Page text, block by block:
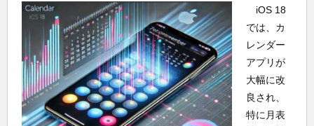
iOS 18
では、カ
レンダー
アプリが
大幅に改
良され、
特に月表